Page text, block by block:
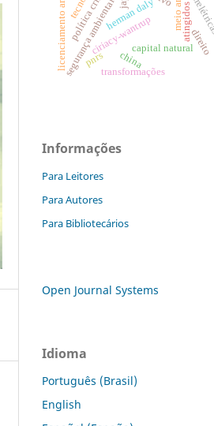
ciriacy-wantrup
herman daly
segurança ambiental capital natural
atingidos
direito
hidrelétricas
pnrs china
transformações
Informações
Para Leitores
Para Autores
Para Bibliotecários
Open Journal Systems
Idioma
Português (Brasil)
English